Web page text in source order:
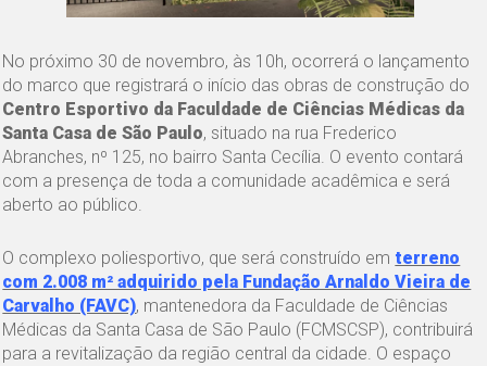
No próximo 30 de novembro, às 10h, ocorrerá o lançamento
do marco que registrará o início das obras de construção do
Centro Esportivo da Faculdade de Ciências Médicas da
Santa Casa de São Paulo, situado na rua Frederico
Abranches, nº 125, no bairro Santa Cecília. O evento contará
com a presença de toda a comunidade acadêmica e será
aberto ao público.
O complexo poliesportivo, que será construído em terreno
com 2.008 m² adquirido pela Fundação Arnaldo Vieira de
Carvalho (FAVC), mantenedora da Faculdade de Ciências
Médicas da Santa Casa de São Paulo (FCMSCSP), contribuirá
para a revitalização da região central da cidade. O espaço